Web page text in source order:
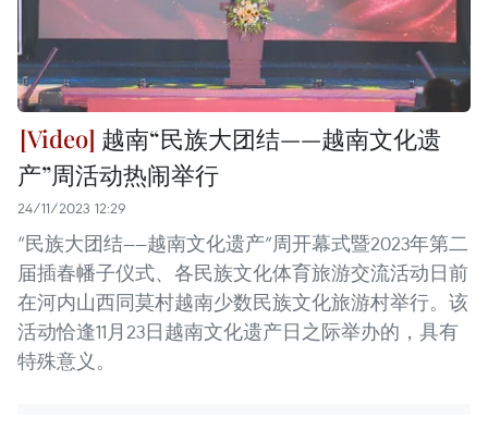
越南“民族大团结——越南文化遗
产”周活动热闹举行
24/11/2023 12:29
“民族大团结——越南文化遗产”周开幕式暨2023年第二
届插春幡子仪式、各民族文化体育旅游交流活动日前
在河内山西同莫村越南少数民族文化旅游村举行。该
活动恰逢11月23日越南文化遗产日之际举办的，具有
特殊意义。